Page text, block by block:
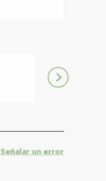
Création
Le Fossat
Señalar un error